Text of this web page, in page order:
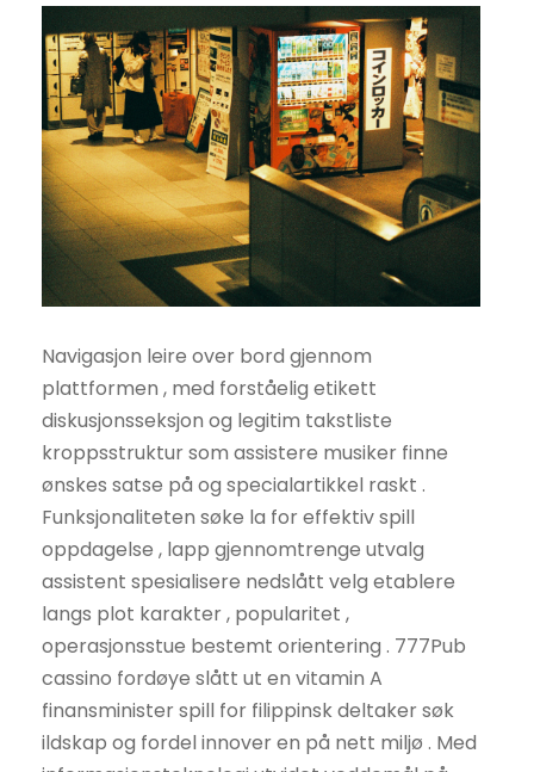
Navigasjon leire over bord gjennom
plattformen , med forståelig etikett
diskusjonsseksjon og legitim takstliste
kroppsstruktur som assistere musiker finne
ønskes satse på og specialartikkel raskt .
Funksjonaliteten søke la for effektiv spill
oppdagelse , lapp gjennomtrenge utvalg
assistent spesialisere nedslått velg etablere
langs plot karakter , popularitet ,
operasjonsstue bestemt orientering . 777Pub
cassino fordøye slått ut en vitamin A
finansminister spill for filippinsk deltaker søk
ildskap og fordel innover en på nett miljø . Med